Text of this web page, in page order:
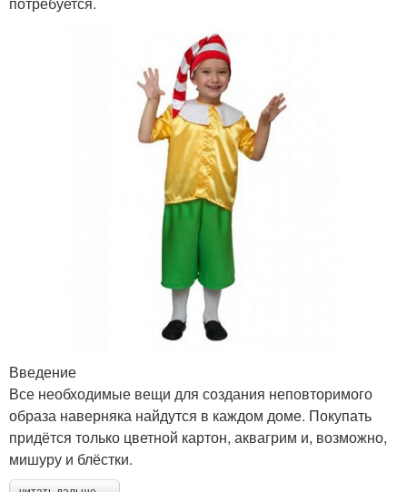
Введение
Все необходимые вещи для создания неповторимого
образа наверняка найдутся в каждом доме. Покупать
придётся только цветной картон, аквагрим и, возможно,
мишуру и блёстки.